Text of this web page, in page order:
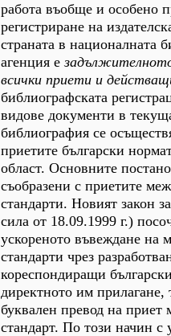
работа въобще и особено
регистриране на
страната в националната
агенция е
всички приети и
библиографската
видове документи в
библиография се
приетите български
област. Основните
съобразени с приетите
стандарти. Новият закон
сила от 18.09.1999 г.)
ускореното въвеждане на
стандарти чрез
кореспондиращи
директното им
буквален превод на приет
стандарт. По този начин